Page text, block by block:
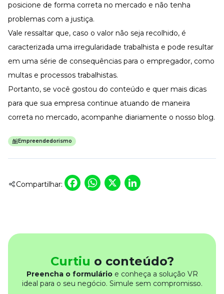
posicione de forma correta no mercado e não tenha
problemas com a justiça.
Vale ressaltar que, caso o valor não seja recolhido, é
caracterizada uma irregularidade trabalhista e pode resultar
em uma série de consequências para o empregador, como
multas e processos trabalhistas.
Portanto, se você gostou do conteúdo e quer mais dicas
para que sua empresa continue atuando de maneira
correta no mercado, acompanhe diariamente o nosso blog.
Empreendedorismo
Compartilhar: Facebook
WhatsApp
X
Curtiu o conteúdo?
Preencha o formulárioe conheça a solução VR
ideal para o seu negócio. Simule sem compromisso.